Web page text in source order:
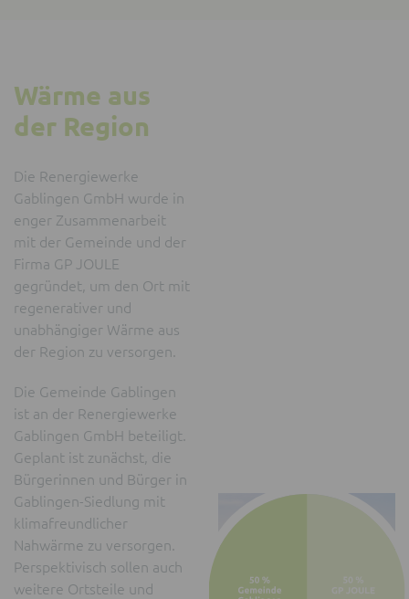
Wärme aus
der Region
Die Renergiewerke
Gablingen GmbH wurde in
enger Zusammenarbeit
mit der Gemeinde und der
Firma GP JOULE
gegründet, um den Ort mit
regenerativer und
unabhängiger Wärme aus
der Region zu versorgen.
Die Gemeinde Gablingen
ist an der Renergiewerke
Gablingen GmbH beteiligt.
Geplant ist zunächst, die
Bürgerinnen und Bürger in
Gablingen-Siedlung mit
klimafreundlicher
Nahwärme zu versorgen.
Perspektivisch sollen auch
weitere Ortsteile und